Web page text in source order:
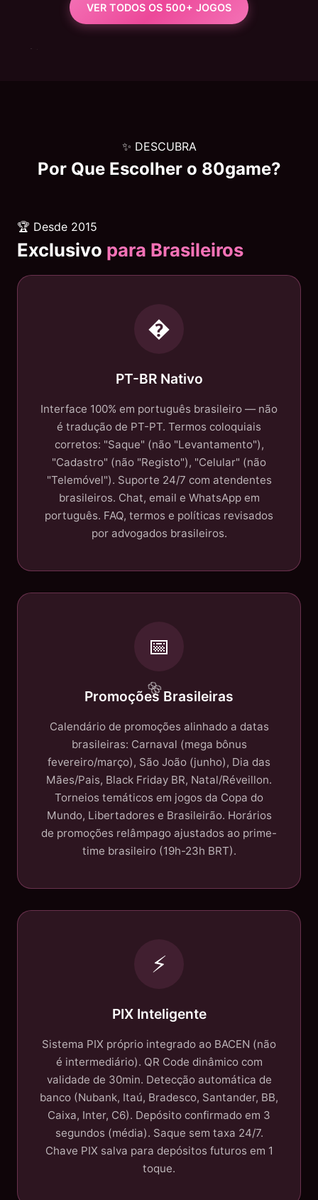
VER TODOS OS 500+ JOGOS
✨ DESCUBRA
Por Que Escolher o 80game?
🏆 Desde 2015
Exclusivo para Brasileiros
�️
PT-BR Nativo
Interface 100% em português brasileiro — não
é tradução de PT-PT. Termos coloquiais
corretos: "Saque" (não "Levantamento"),
"Cadastro" (não "Registo"), "Celular" (não
"Telemóvel"). Suporte 24/7 com atendentes
brasileiros. Chat, email e WhatsApp em
português. FAQ, termos e políticas revisados
por advogados brasileiros.
📅
Promoções Brasileiras
Calendário de promoções alinhado a datas
brasileiras: Carnaval (mega bônus
fevereiro/março), São João (junho), Dia das
Mães/Pais, Black Friday BR, Natal/Réveillon.
Torneios temáticos em jogos da Copa do
Mundo, Libertadores e Brasileirão. Horários
de promoções relâmpago ajustados ao prime-
time brasileiro (19h-23h BRT).
⚡
PIX Inteligente
Sistema PIX próprio integrado ao BACEN (não
é intermediário). QR Code dinâmico com
validade de 30min. Detecção automática de
banco (Nubank, Itaú, Bradesco, Santander, BB,
Caixa, Inter, C6). Depósito confirmado em 3
segundos (média). Saque sem taxa 24/7.
Chave PIX salva para depósitos futuros em 1
toque.